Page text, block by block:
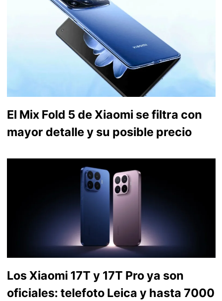
El Mix Fold 5 de Xiaomi se filtra con
mayor detalle y su posible precio
Los Xiaomi 17T y 17T Pro ya son
oficiales: telefoto Leica y hasta 7000